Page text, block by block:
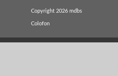
Copyright 2026 mdbs
Colofon